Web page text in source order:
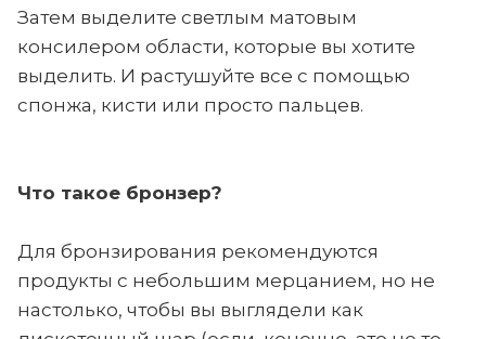
Затем выделите светлым матовым
консилером области, которые вы хотите
выделить. И растушуйте все с помощью
спонжа, кисти или просто пальцев.
Что такое бронзер?
Для бронзирования рекомендуются
продукты с небольшим мерцанием, но не
настолько, чтобы вы выглядели как